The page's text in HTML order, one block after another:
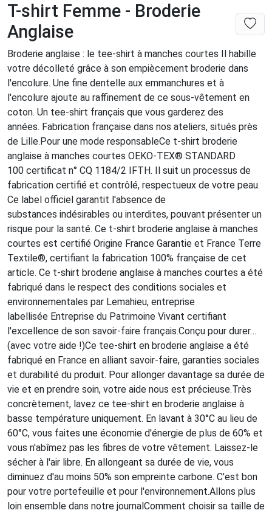
T-shirt Femme - Broderie
Anglaise
Broderie anglaise : le tee-shirt à manches courtes Il habille
votre décolleté grâce à son empiècement broderie dans
l'encolure. Une fine dentelle aux emmanchures et à
l'encolure ajoute au raffinement de ce sous-vêtement en
coton. Un tee-shirt français que vous garderez des
années. Fabrication française dans nos ateliers, situés près
de Lille.Pour une mode responsableCe t-shirt broderie
anglaise à manches courtes OEKO-TEX® STANDARD
100 certificat n° CQ 1184/2 IFTH. Il suit un processus de
fabrication certifié et contrôlé, respectueux de votre peau.
Ce label officiel garantit l'absence de
substances indésirables ou interdites, pouvant présenter un
risque pour la santé. Ce t-shirt broderie anglaise à manches
courtes est certifié Origine France Garantie et France Terre
Textile®, certifiant la fabrication 100% française de cet
article. Ce t-shirt broderie anglaise à manches courtes a été
fabriqué dans le respect des conditions sociales et
environnementales par Lemahieu, entreprise
labellisée Entreprise du Patrimoine Vivant certifiant
l'excellence de son savoir-faire français.Conçu pour durer…
(avec votre aide !)Ce tee-shirt en broderie anglaise a été
fabriqué en France en alliant savoir-faire, garanties sociales
et durabilité du produit. Pour allonger davantage sa durée de
vie et en prendre soin, votre aide nous est précieuse.Très
concrètement, lavez ce tee-shirt en broderie anglaise à
basse température uniquement. En lavant à 30°C au lieu de
60°C, vous faites une économie d'énergie de plus de 60% et
vous n'abîmez pas les fibres de votre vêtement. Laissez-le
sécher à l'air libre. En allongeant sa durée de vie, vous
diminuez d'au moins 50% son empreinte carbone. C'est bon
pour votre portefeuille et pour l'environnement.Allons plus
loin ensemble dans notre journalComment choisir sa taille de